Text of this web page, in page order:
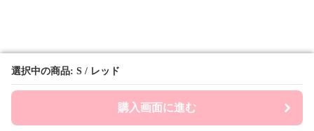
選択中の商品: S / レッド
購入画面に進む
選択中の商品: S / レッド
購入画面に進む